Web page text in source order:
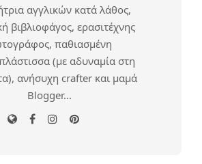
αγγλικών κατά λάθος,
βιβλιοφάγος, ερασιτέχνης
παθιασμένη
(με αδυναμία στη
ανήσυχη crafter και μαμά
Blogger...